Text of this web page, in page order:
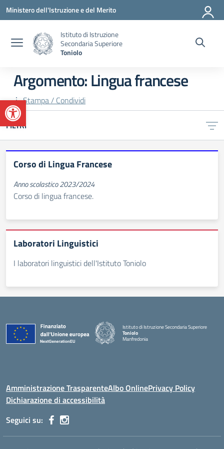
Apri la barra degli strumenti
Vai ai contenuti
Vai al menu di navigazione
Vai al footer
Ministero dell'Istruzione e del Merito
Istituto di Istruzione
Secondaria Superiore
Toniolo
Argomento: Lingua francese
Stampa / Condividi
FILTRI
Corso di Lingua Francese
Anno scolastico 2023/2024
Corso di lingua francese.
Laboratori Linguistici
I laboratori linguistici dell'Istituto Toniolo
Istituto di Istruzione Secondaria Superiore
Toniolo
Manfredonia
Amministrazione TrasparenteAlbo OnlinePrivacy Policy
Dichiarazione di accessibilità
Seguici su: